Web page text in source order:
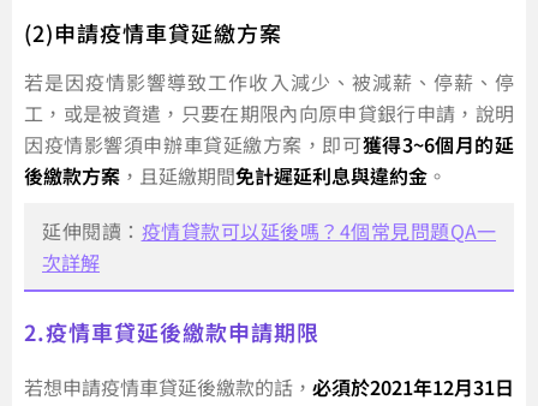
(2)申請疫情車貸延繳方案
若是因疫情影響導致工作收入減少、被減薪、停薪、停
工，或是被資遣，只要在期限內向原申貸銀行申請，說明
因疫情影響須申辦車貸延繳方案，即可獲得3~6個月的延
後繳款方案 ，且延繳期間免計遲延利息與違約金 。
延伸閱讀： 疫情貸款可以延後嗎？4個常見問題QA一
次詳解
2.疫情車貸延後繳款申請期限
若想申請疫情車貸延後繳款的話， 必須於2021年12月31日